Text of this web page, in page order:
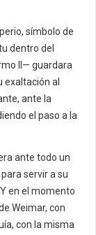
símbolo de
dentro del
II— guardara
exaltación al
ante la
el paso a la
ante todo un
servir a su
en el momento
Weimar, con
con la misma